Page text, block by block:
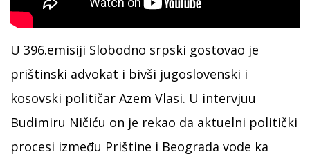
U 396.emisiji Slobodno srpski gostovao je
prištinski advokat i bivši jugoslovenski i
kosovski političar Azem Vlasi. U intervjuu
Budimiru Ničiću on je rekao da aktuelni politički
procesi između Prištine i Beograda vode ka